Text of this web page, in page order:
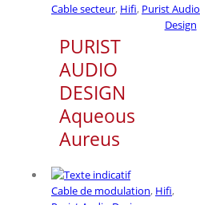
Cable secteur, Hifi, Purist Audio
Design
PURIST
AUDIO
DESIGN
Aqueous
Aureus
Cable de modulation, Hifi,